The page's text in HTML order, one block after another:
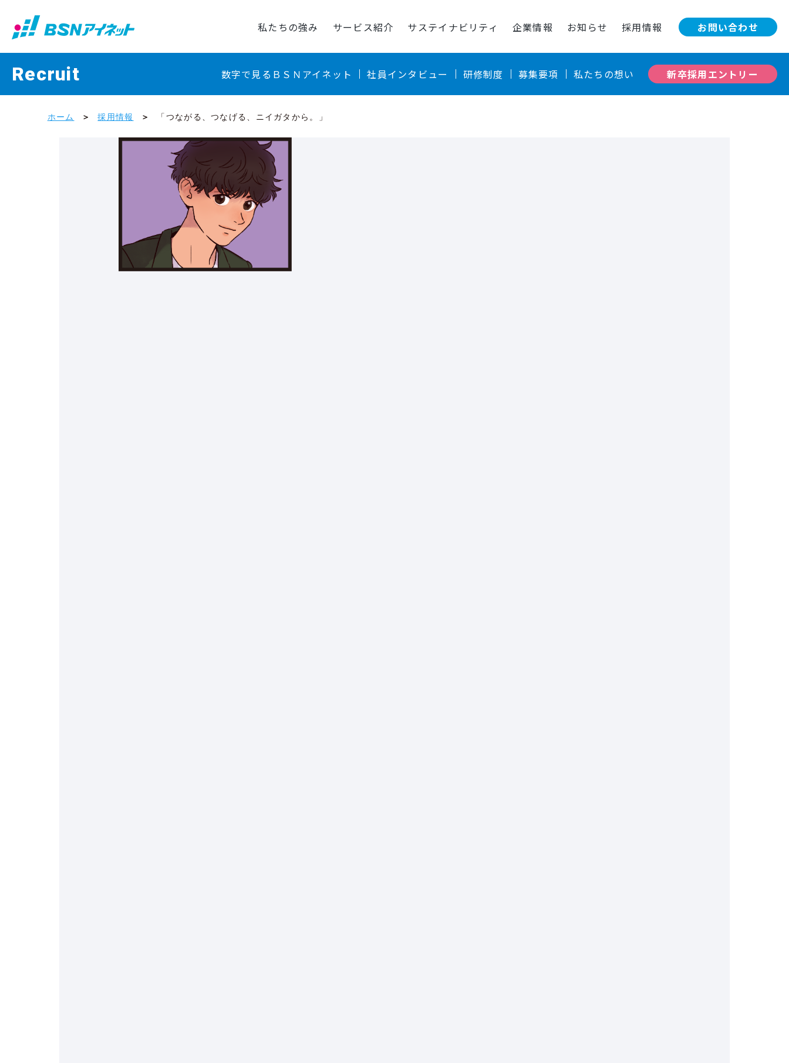
私たちの強み サービス紹介 サステイナビリティ 企業情報 お知らせ 採用情報 お問い合わせ
Recruit 数字で見るＢＳＮアイネット 社員インタビュー 研修制度 募集要項 私たちの想い 新卒採用エントリー
ホーム 採用情報 「つながる、つなげる、ニイガタから。」